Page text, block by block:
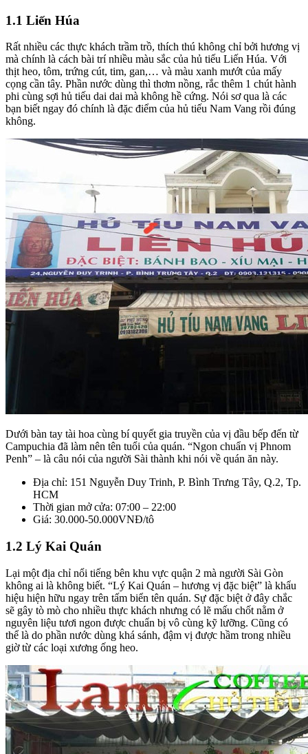
1.1 Liến Húa
Rất nhiều các thực khách trầm trồ, thích thú không chỉ bởi hương vị
mà chính là cách bài trí nhiều màu sắc của hủ tiếu Liến Húa. Với
thịt heo, tôm, trứng cút, tim, gan,… và màu xanh mướt của mấy
cọng cần tây. Phần nước dùng thì thơm nồng, rắc thêm 1 chút hành
phi cùng sợi hủ tiếu dai dai mà không hề cứng. Nói sơ qua là các
bạn biết ngay đó chính là đặc điểm của hủ tiếu Nam Vang rồi đúng
không.
Dưới bàn tay tài hoa cùng bí quyết gia truyền của vị đầu bếp đến từ
Campuchia đã làm nên tên tuổi của quán. “Ngon chuẩn vị Phnom
Penh” – là câu nói của người Sài thành khi nói về quán ăn này.
Địa chỉ: 151 Nguyễn Duy Trinh, P. Bình Trưng Tây, Q.2, Tp.
HCM
Thời gian mở cửa: 07:00 – 22:00
Giá: 30.000-50.000VNĐ/tô
1.2 Lý Kai Quán
Lại một địa chỉ nổi tiếng bên khu vực quận 2 mà người Sài Gòn
không ai là không biết. “Lý Kai Quán – hương vị đặc biệt” là khẩu
hiệu hiện hữu ngay trên tấm biển tên quán. Sự đặc biệt ở đây chắc
sẽ gây tò mò cho nhiều thực khách nhưng có lẽ mấu chốt nằm ở
nguyên liệu tươi ngon được chuẩn bị vô cùng kỹ lưỡng. Cũng có
thể là do phần nước dùng khá sánh, đậm vị được hầm trong nhiều
giờ từ các loại xương ống heo.